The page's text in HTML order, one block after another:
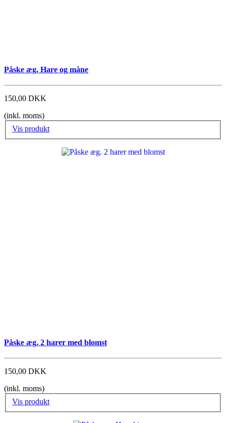
Påske æg. Hare og måne
150,00 DKK
(inkl. moms)
Vis produkt
Påske æg. 2 harer med blomst
150,00 DKK
(inkl. moms)
Vis produkt